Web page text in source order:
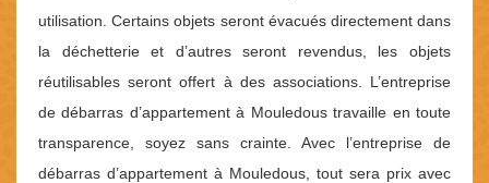
utilisation. Certains objets seront évacués directement dans
la déchetterie et d’autres seront revendus, les objets
réutilisables seront offert à des associations. L’entreprise
de débarras d’appartement à Mouledous travaille en toute
transparence, soyez sans crainte. Avec l’entreprise de
débarras d’appartement à Mouledous, tout sera prix avec